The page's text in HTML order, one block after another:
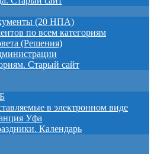
(20 НПА)
по всем категориям
(Решения)
Старый сайт
в электронном виде
Уфа
Календарь